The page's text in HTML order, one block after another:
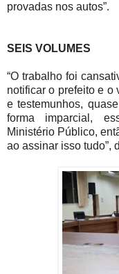
provadas nos autos”.
SEIS VOLUMES
“O trabalho foi
notificar o prefeito e o
e testemunhos,
forma imparcial,
Ministério Público,
ao assinar isso tudo”,